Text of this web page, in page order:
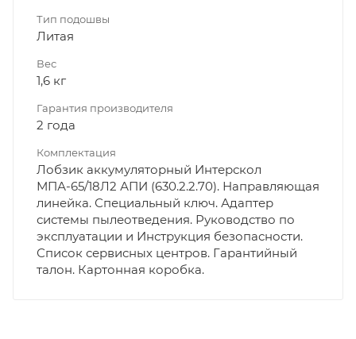
Тип подошвы
Литая
Вес
1,6 кг
Гарантия производителя
2 года
Комплектация
Лобзик аккумуляторный Интерскол
МПА-65/18Л2 АПИ (630.2.2.70). Направляющая
линейка. Специальный ключ. Адаптер
системы пылеотведения. Руководство по
эксплуатации и Инструкция безопасности.
Список сервисных центров. Гарантийный
талон. Картонная коробка.